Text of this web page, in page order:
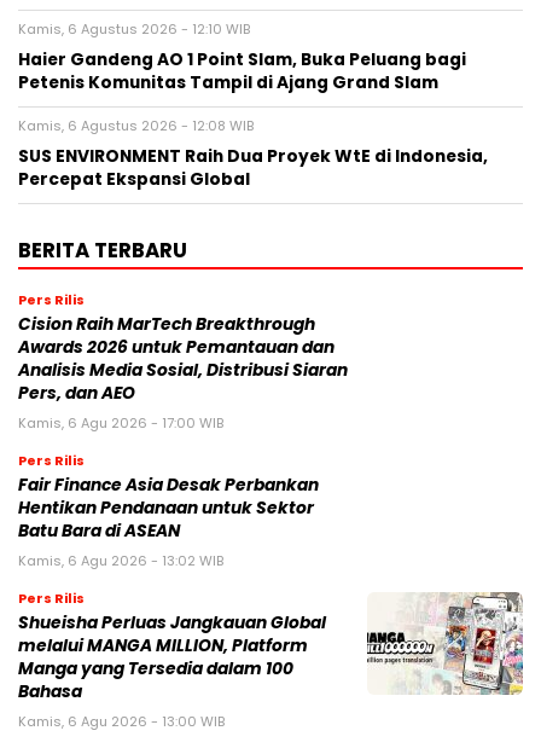
Kamis, 6 Agustus 2026 - 12:10 WIB
Haier Gandeng AO 1 Point Slam, Buka Peluang bagi
Petenis Komunitas Tampil di Ajang Grand Slam
Kamis, 6 Agustus 2026 - 12:08 WIB
SUS ENVIRONMENT Raih Dua Proyek WtE di Indonesia,
Percepat Ekspansi Global
BERITA TERBARU
Pers Rilis
Cision Raih MarTech Breakthrough
Awards 2026 untuk Pemantauan dan
Analisis Media Sosial, Distribusi Siaran
Pers, dan AEO
Kamis, 6 Agu 2026 - 17:00 WIB
Pers Rilis
Fair Finance Asia Desak Perbankan
Hentikan Pendanaan untuk Sektor
Batu Bara di ASEAN
Kamis, 6 Agu 2026 - 13:02 WIB
Pers Rilis
Shueisha Perluas Jangkauan Global
melalui MANGA MILLION, Platform
Manga yang Tersedia dalam 100
Bahasa
Kamis, 6 Agu 2026 - 13:00 WIB